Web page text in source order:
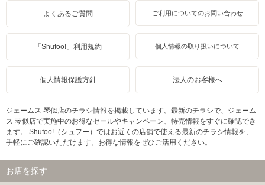
よくあるご質問 ご利用についてのお問い合わせ
「Shufoo!」利用規約 個人情報の取り扱いについて
個人情報保護方針 法人のお客様へ
ジェームス 琴似店のチラシ情報を掲載しています。最新のチラシで、ジェーム
ス 琴似店で実施中のお得なセールやキャンペーン、特売情報をすぐに確認でき
ます。 Shufoo!（シュフー）ではお近くの店舗で使える最新のチラシ情報を、
手軽にご確認いただけます。お得な情報をぜひご活用ください。
お店を探す